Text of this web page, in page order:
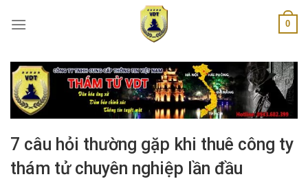
0
7 câu hỏi thường gặp khi thuê công ty
thám tử chuyên nghiệp lần đầu